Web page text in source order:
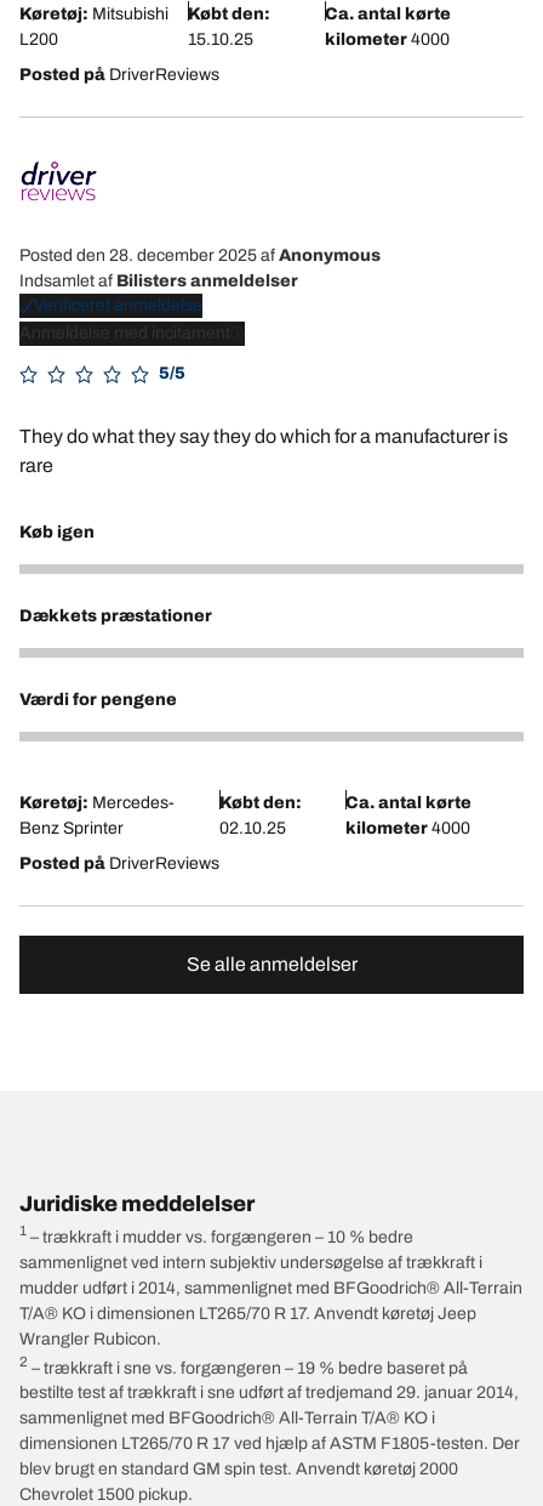
Køretøj: Mitsubishi
L200
Købt den:
15.10.25
Ca. antal kørte
kilometer 4000
Posted på DriverReviews
Posted den 28. december 2025 af Anonymous
Indsamlet af Bilisters anmeldelser
Verificeret anmeldelse
Anmeldelse med incitament
5/5
They do what they say they do which for a manufacturer is
rare
Køb igen
5
Dækkets præstationer
5
Værdi for pengene
5
Køretøj: Mercedes-
Benz Sprinter
Købt den:
02.10.25
Ca. antal kørte
kilometer 4000
Posted på DriverReviews
Se alle anmeldelser
Juridiske meddelelser
1 – trækkraft i mudder vs. forgængeren – 10 % bedre
sammenlignet ved intern subjektiv undersøgelse af trækkraft i
mudder udført i 2014, sammenlignet med BFGoodrich® All-Terrain
T/A® KO i dimensionen LT265/70 R 17. Anvendt køretøj Jeep
Wrangler Rubicon.
2 – trækkraft i sne vs. forgængeren – 19 % bedre baseret på
bestilte test af trækkraft i sne udført af tredjemand 29. januar 2014,
sammenlignet med BFGoodrich® All-Terrain T/A® KO i
dimensionen LT265/70 R 17 ved hjælp af ASTM F1805-testen. Der
blev brugt en standard GM spin test. Anvendt køretøj 2000
Chevrolet 1500 pickup.